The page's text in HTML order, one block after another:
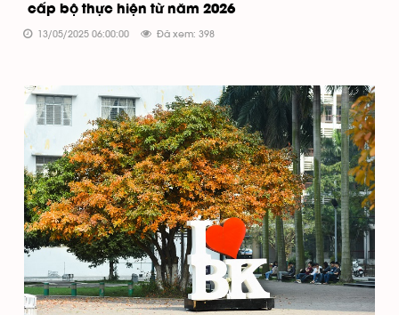
cấp bộ thực hiện từ năm 2026
13/05/2025 06:00:00 Đã xem: 398